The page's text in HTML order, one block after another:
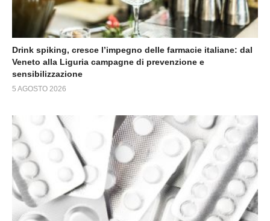
Drink spiking, cresce l’impegno delle farmacie italiane: dal
Veneto alla Liguria campagne di prevenzione e
sensibilizzazione
5 AGOSTO 2026